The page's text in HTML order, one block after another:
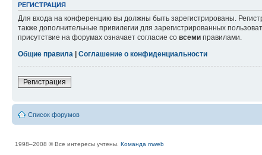
РЕГИСТРАЦИЯ
Для входа на конференцию вы должны быть зарегистрированы.
также дополнительные привилегии для зарегистрированных
присутствие на форумах означает согласие со всеми правилами.
Общие правила
Соглашение о конфиденциальности
Регистрация
Список форумов
1998–2008 © Все интересы учтены. Команда mweb